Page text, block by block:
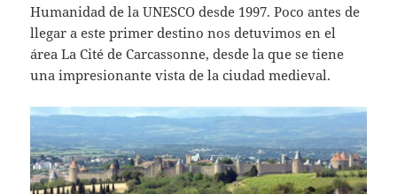
Humanidad de la UNESCO desde 1997. Poco antes de
llegar a este primer destino nos detuvimos en el
área La Cité de Carcassonne, desde la que se tiene
una impresionante vista de la ciudad medieval.